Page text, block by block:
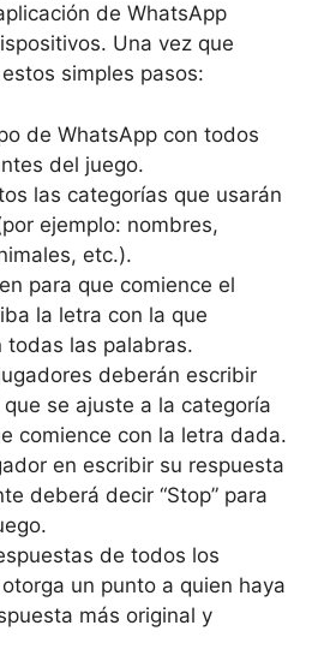
de WhatsApp
Una vez que
simples pasos:
de WhatsApp con todos
del juego.
las categorías que usarán
ejemplo: nombres,
etc.).
para que comience el
la letra con la que
todas las palabras.
deberán escribir
se ajuste a la categoría
comience con la letra dada.
en escribir su respuesta
deberá decir “Stop” para
de todos los
un punto a quien haya
más original y